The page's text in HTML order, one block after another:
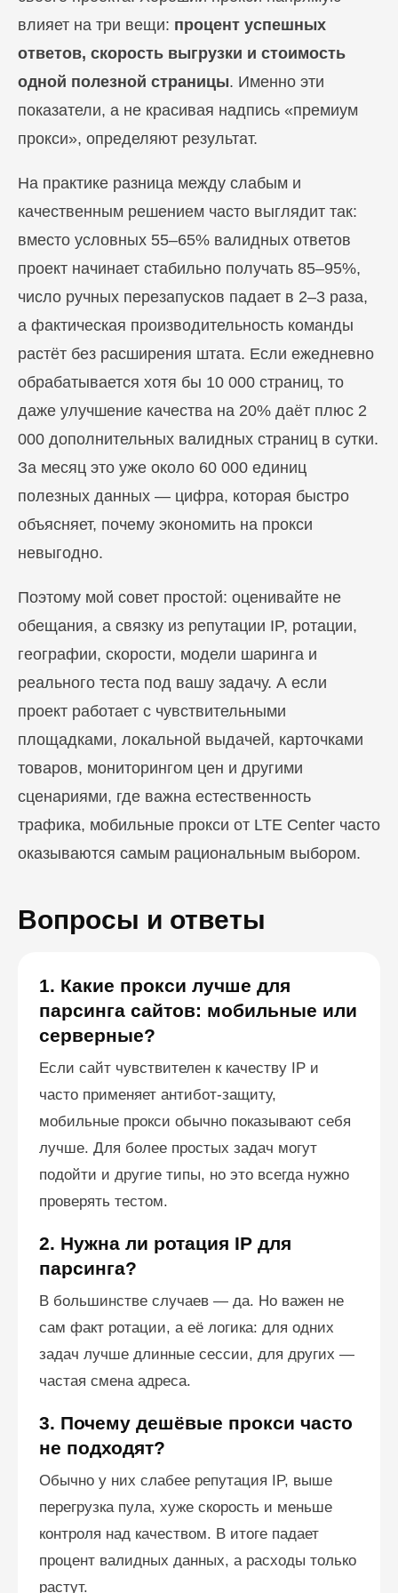
влияет на три вещи: процент успешных
ответов, скорость выгрузки и стоимость
одной полезной страницы. Именно эти
показатели, а не красивая надпись «премиум
прокси», определяют результат.
На практике разница между слабым и
качественным решением часто выглядит так:
вместо условных 55–65% валидных ответов
проект начинает стабильно получать 85–95%,
число ручных перезапусков падает в 2–3 раза,
а фактическая производительность команды
растёт без расширения штата. Если ежедневно
обрабатывается хотя бы 10 000 страниц, то
даже улучшение качества на 20% даёт плюс 2
000 дополнительных валидных страниц в сутки.
За месяц это уже около 60 000 единиц
полезных данных — цифра, которая быстро
объясняет, почему экономить на прокси
невыгодно.
Поэтому мой совет простой: оценивайте не
обещания, а связку из репутации IP, ротации,
географии, скорости, модели шаринга и
реального теста под вашу задачу. А если
проект работает с чувствительными
площадками, локальной выдачей, карточками
товаров, мониторингом цен и другими
сценариями, где важна естественность
трафика, мобильные прокси от LTE Center часто
оказываются самым рациональным выбором.
Вопросы и ответы
1. Какие прокси лучше для
парсинга сайтов: мобильные или
серверные?
Если сайт чувствителен к качеству IP и
часто применяет антибот-защиту,
мобильные прокси обычно показывают себя
лучше. Для более простых задач могут
подойти и другие типы, но это всегда нужно
проверять тестом.
2. Нужна ли ротация IP для
парсинга?
В большинстве случаев — да. Но важен не
сам факт ротации, а её логика: для одних
задач лучше длинные сессии, для других —
частая смена адреса.
3. Почему дешёвые прокси часто
не подходят?
Обычно у них слабее репутация IP, выше
перегрузка пула, хуже скорость и меньше
контроля над качеством. В итоге падает
процент валидных данных, а расходы только
растут.